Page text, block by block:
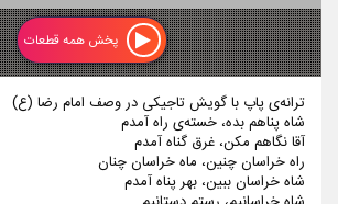
پخش همه قطعات
ترانه‌ی پاپ با گویش تاجیکی در وصف امام رضا (ع)
شاه پناهم بده، خسته‌ی راه آمدم
آقا نگاهم مکن، غرق گناه آمدم
راه خراسان چنین، ماه خراسان چنان
شاه خراسان ببین، بهر پناه آمدم